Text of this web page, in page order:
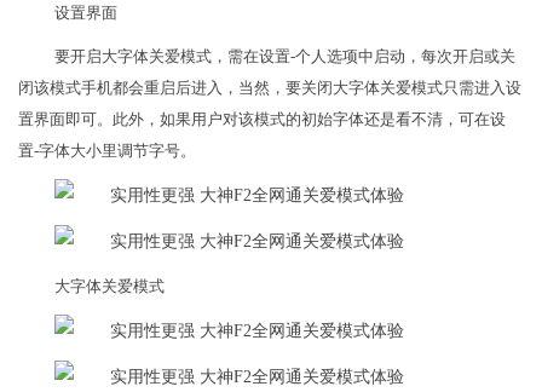
设置界面
要开启大字体关爱模式，需在设置-个人选项中启动，每次开启或关
闭该模式手机都会重启后进入，当然，要关闭大字体关爱模式只需进入设
置界面即可。此外，如果用户对该模式的初始字体还是看不清，可在设
置-字体大小里调节字号。
大字体关爱模式